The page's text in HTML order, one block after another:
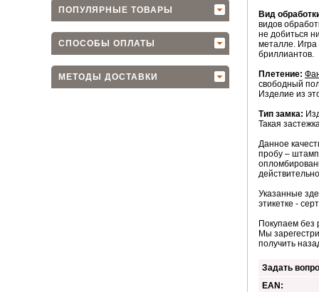
ПОПУЛЯРНЫЕ ТОВАРЫ
СПОСОБЫ ОПЛАТЫ
МЕТОДЫ ДОСТАВКИ
Вид
видов
не добиться
металле. Игра
бриллиантов.
Плетение:
свободный
Изделие из
Тип замка:
Такая
Данное
пробу –
Указанные
этикетке -
Покупаем без
Мы
получить
Задать
EAN: